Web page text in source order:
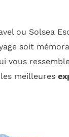
ou Solsea
soit
vous
meilleures